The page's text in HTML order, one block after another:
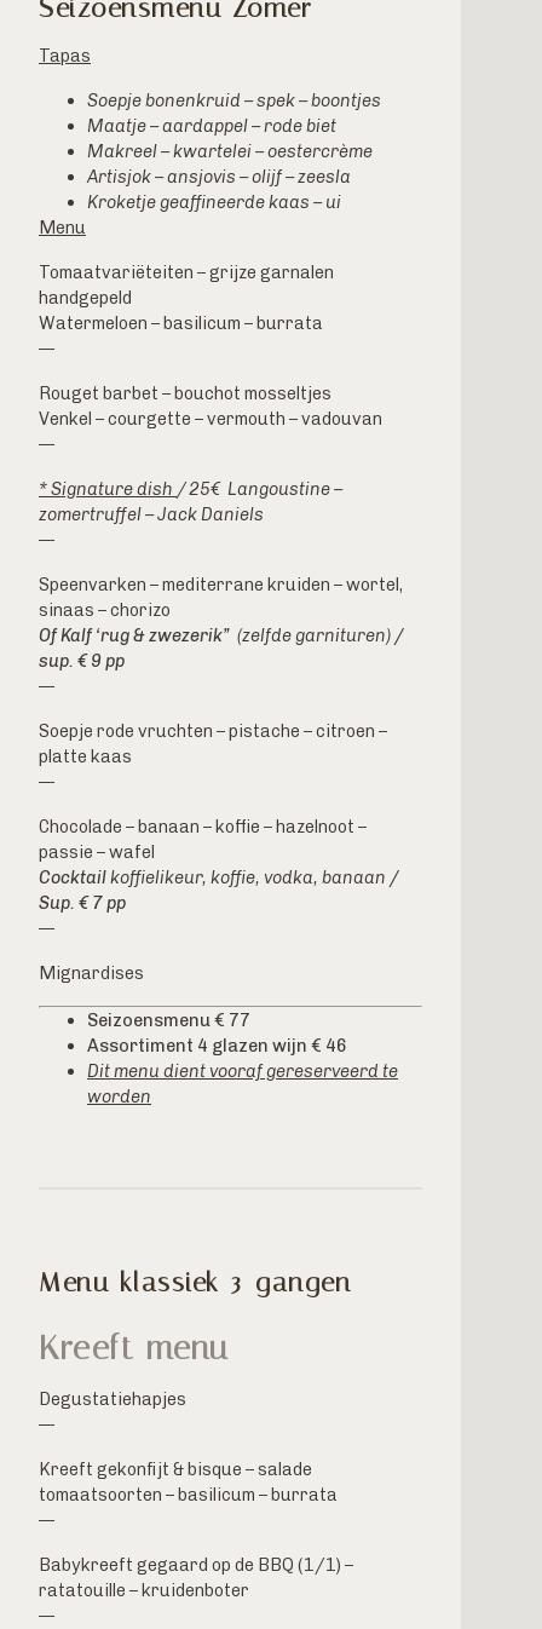
Seizoensmenu Zomer
Tapas
Soepje bonenkruid – spek – boontjes
Maatje – aardappel – rode biet
Makreel – kwartelei – oestercrème
Artisjok – ansjovis – olijf – zeesla
Kroketje geaffineerde kaas – ui
Menu
Tomaatvariëteiten – grijze garnalen
handgepeld
Watermeloen – basilicum – burrata
—
Rouget barbet – bouchot mosseltjes
Venkel – courgette – vermouth – vadouvan
—
* Signature dish / 25€ Langoustine –
zomertruffel – Jack Daniels
—
Speenvarken – mediterrane kruiden – wortel,
sinaas – chorizo
Of Kalf ‘rug & zwezerik” (zelfde garnituren) /
sup. € 9 pp
—
Soepje rode vruchten – pistache – citroen –
platte kaas
—
Chocolade – banaan – koffie – hazelnoot –
passie – wafel
Cocktailkoffielikeur, koffie, vodka, banaan /
Sup. € 7 pp
—
Mignardises
Seizoensmenu € 77
Assortiment 4 glazen wijn € 46
Dit menu dient vooraf gereserveerd te
worden
Menu klassiek 3-gangen
Kreeft menu
Degustatiehapjes
—
Kreeft gekonfijt & bisque – salade
tomaatsoorten – basilicum – burrata
—
Babykreeft gegaard op de BBQ (1/1) –
ratatouille – kruidenboter
—